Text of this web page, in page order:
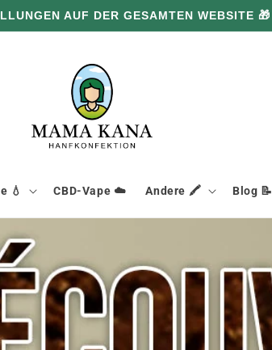
AUF DER GESAMTEN WEBSITE 🎁
💧 CBD-Vape ☁️ Andere 🖍️ Blog 📝